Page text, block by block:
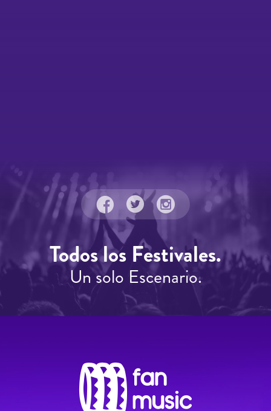
Todos los Festivales.
Un solo Escenario.